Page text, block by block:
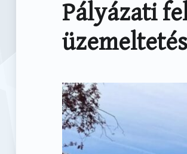
Pályázati